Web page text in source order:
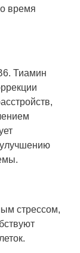
время
Тиамин
стрессом,